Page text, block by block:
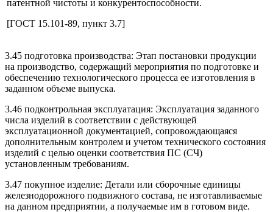
патентной чистоты и конкурентоспособности.
[ГОСТ 15.101-89, пункт 3.7]
3.45 подготовка производства: Этап постановки продукции
на производство, содержащий мероприятия по подготовке и
обеспечению технологического процесса ее изготовления в
заданном объеме выпуска.
3.46 подконтрольная эксплуатация: Эксплуатация заданного
числа изделий в соответствии с действующей
эксплуатационной документацией, сопровождающаяся
дополнительным контролем и учетом технического состояния
изделий с целью оценки соответствия ПС (СЧ)
установленным требованиям.
3.47 покупное изделие: Детали или сборочные единицы
железнодорожного подвижного состава, не изготавливаемые
на данном предприятии, а получаемые им в готовом виде.